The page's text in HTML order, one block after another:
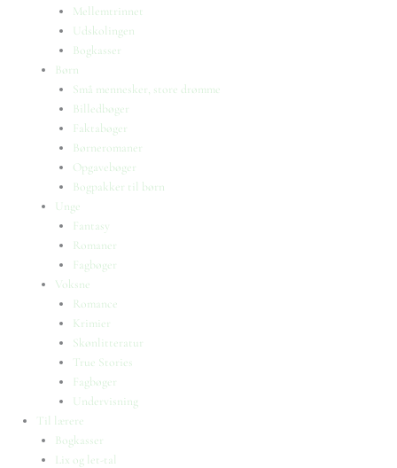
Mellemtrinnet
Udskolingen
Bogkasser
Børn
Små mennesker, store drømme
Billedbøger
Faktabøger
Børneromaner
Opgavebøger
Bogpakker til børn
Unge
Fantasy
Romaner
Fagbøger
Voksne
Romance
Krimier
Skønlitteratur
True Stories
Fagbøger
Undervisning
Til lærere
Bogkasser
Lix og let-tal